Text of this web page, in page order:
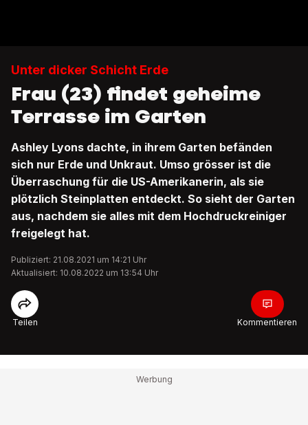
Unter dicker Schicht Erde
Frau (23) findet geheime
Terrasse im Garten
Ashley Lyons dachte, in ihrem Garten befänden
sich nur Erde und Unkraut. Umso grösser ist die
Überraschung für die US-Amerikanerin, als sie
plötzlich Steinplatten entdeckt. So sieht der Garten
aus, nachdem sie alles mit dem Hochdruckreiniger
freigelegt hat.
Publiziert: 21.08.2021 um 14:21 Uhr
Aktualisiert: 10.08.2022 um 13:54 Uhr
Teilen Kommentieren